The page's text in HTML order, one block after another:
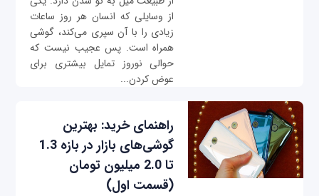
از وسایلی که انسان هر روز ساعات
زیادی را با آن سپری می‌کند، گوشی
همراه است. پس عجیب نیست که
حوالی نوروز تمایل بیشتری برای
عوض کردن...
راهنمای خرید: بهترین
گوشی‌های بازار در بازه 1.3
تا 2.0 میلیون تومان
(قسمت اول)